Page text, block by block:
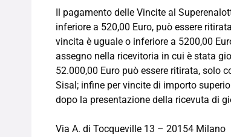
Il pagamento delle Vincite al
inferiore a 520,00 Euro, può essere
vincita è uguale o inferiore a 5200,00
assegno nella ricevitoria in cui è stata
52.000,00 Euro può essere ritirata, solo
Sisal; infine per vincite di importo
dopo la presentazione della ricevuta di
Via A. di Tocqueville 13 – 20154 Milano